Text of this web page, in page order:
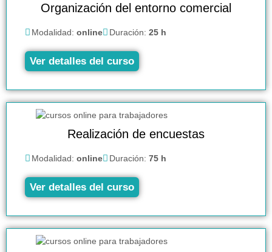
Organización del entorno comercial
Modalidad: online Duración: 25 h
Ver detalles del curso
Realización de encuestas
Modalidad: online Duración: 75 h
Ver detalles del curso